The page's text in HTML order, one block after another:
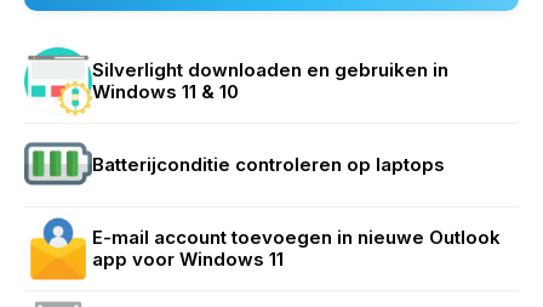
Silverlight downloaden en gebruiken in
Windows 11 & 10
Batterijconditie controleren op laptops
E-mail account toevoegen in nieuwe Outlook
app voor Windows 11